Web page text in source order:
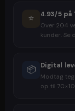
⭐ 4.93/5
Over 204
kunder. Se
📦 Digital
Modtag
op til